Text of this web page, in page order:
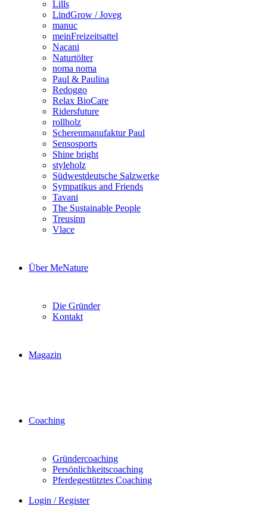
Lills
LindGrow / Joveg
manuc
meinFreizeitsattel
Nacani
Naturtölter
noma noma
Paul & Paulina
Redoggo
Relax BioCare
Ridersfuture
rollholz
Scherenmanufaktur Paul
Sensosports
Shine bright
styleholz
Südwestdeutsche Salzwerke
Sympatikus and Friends
Tavani
The Sustainable People
Treusinn
Vlace
Über MeNature
Die Gründer
Kontakt
Magazin
Coaching
Gründercoaching
Persönlichkeitscoaching
Pferdegestütztes Coaching
Login / Register